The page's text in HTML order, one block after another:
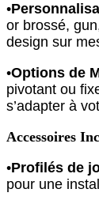
•
or brossé,
design sur
•Options de
pivotant ou
s’adapter à
Accessoires
•Profilés de
pour une